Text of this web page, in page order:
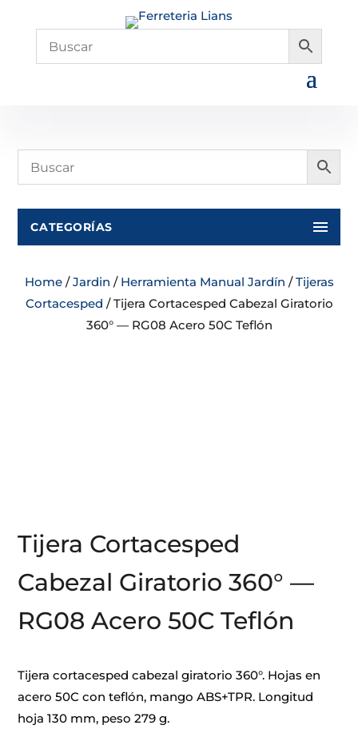
CATEGORÍAS
Home/Jardin / Herramienta Manual Jardín /Tijeras
Cortacesped / Tijera Cortacesped Cabezal Giratorio
360° — RG08 Acero 50C Teflón
Tijera Cortacesped
Cabezal Giratorio 360° —
RG08 Acero 50C Teflón
Tijera cortacesped cabezal giratorio 360°. Hojas en
acero 50C con teflón, mango ABS+TPR. Longitud
hoja 130 mm, peso 279 g.